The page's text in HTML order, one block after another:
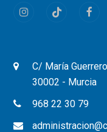
InstagramTiktok
C/ María
30002 - Murcia
968 22 30 79